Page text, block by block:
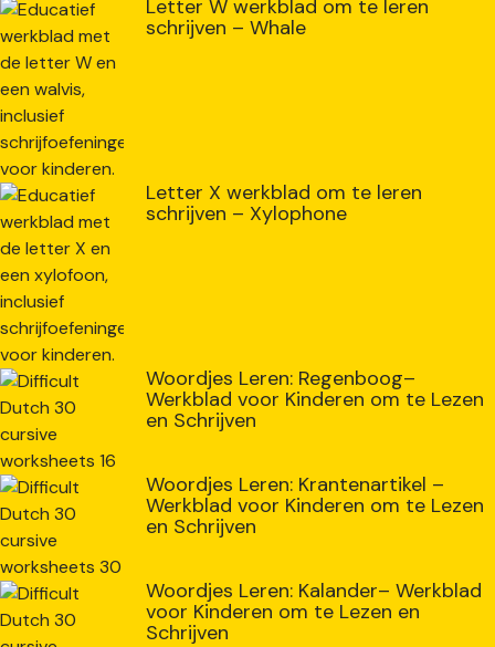
Letter W werkblad om te leren
schrijven – Whale
Letter X werkblad om te leren
schrijven – Xylophone
Woordjes Leren: Regenboog–
Werkblad voor Kinderen om te Lezen
en Schrijven
Woordjes Leren: Krantenartikel –
Werkblad voor Kinderen om te Lezen
en Schrijven
Woordjes Leren: Kalander– Werkblad
voor Kinderen om te Lezen en
Schrijven